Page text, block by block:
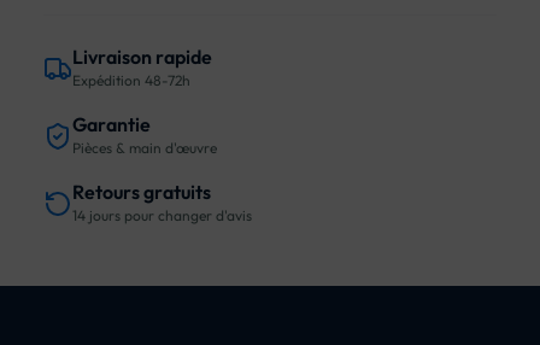
Livraison rapide
Expédition 48-72h
Garantie
Pièces & main d'œuvre
Retours gratuits
14 jours pour changer d'avis